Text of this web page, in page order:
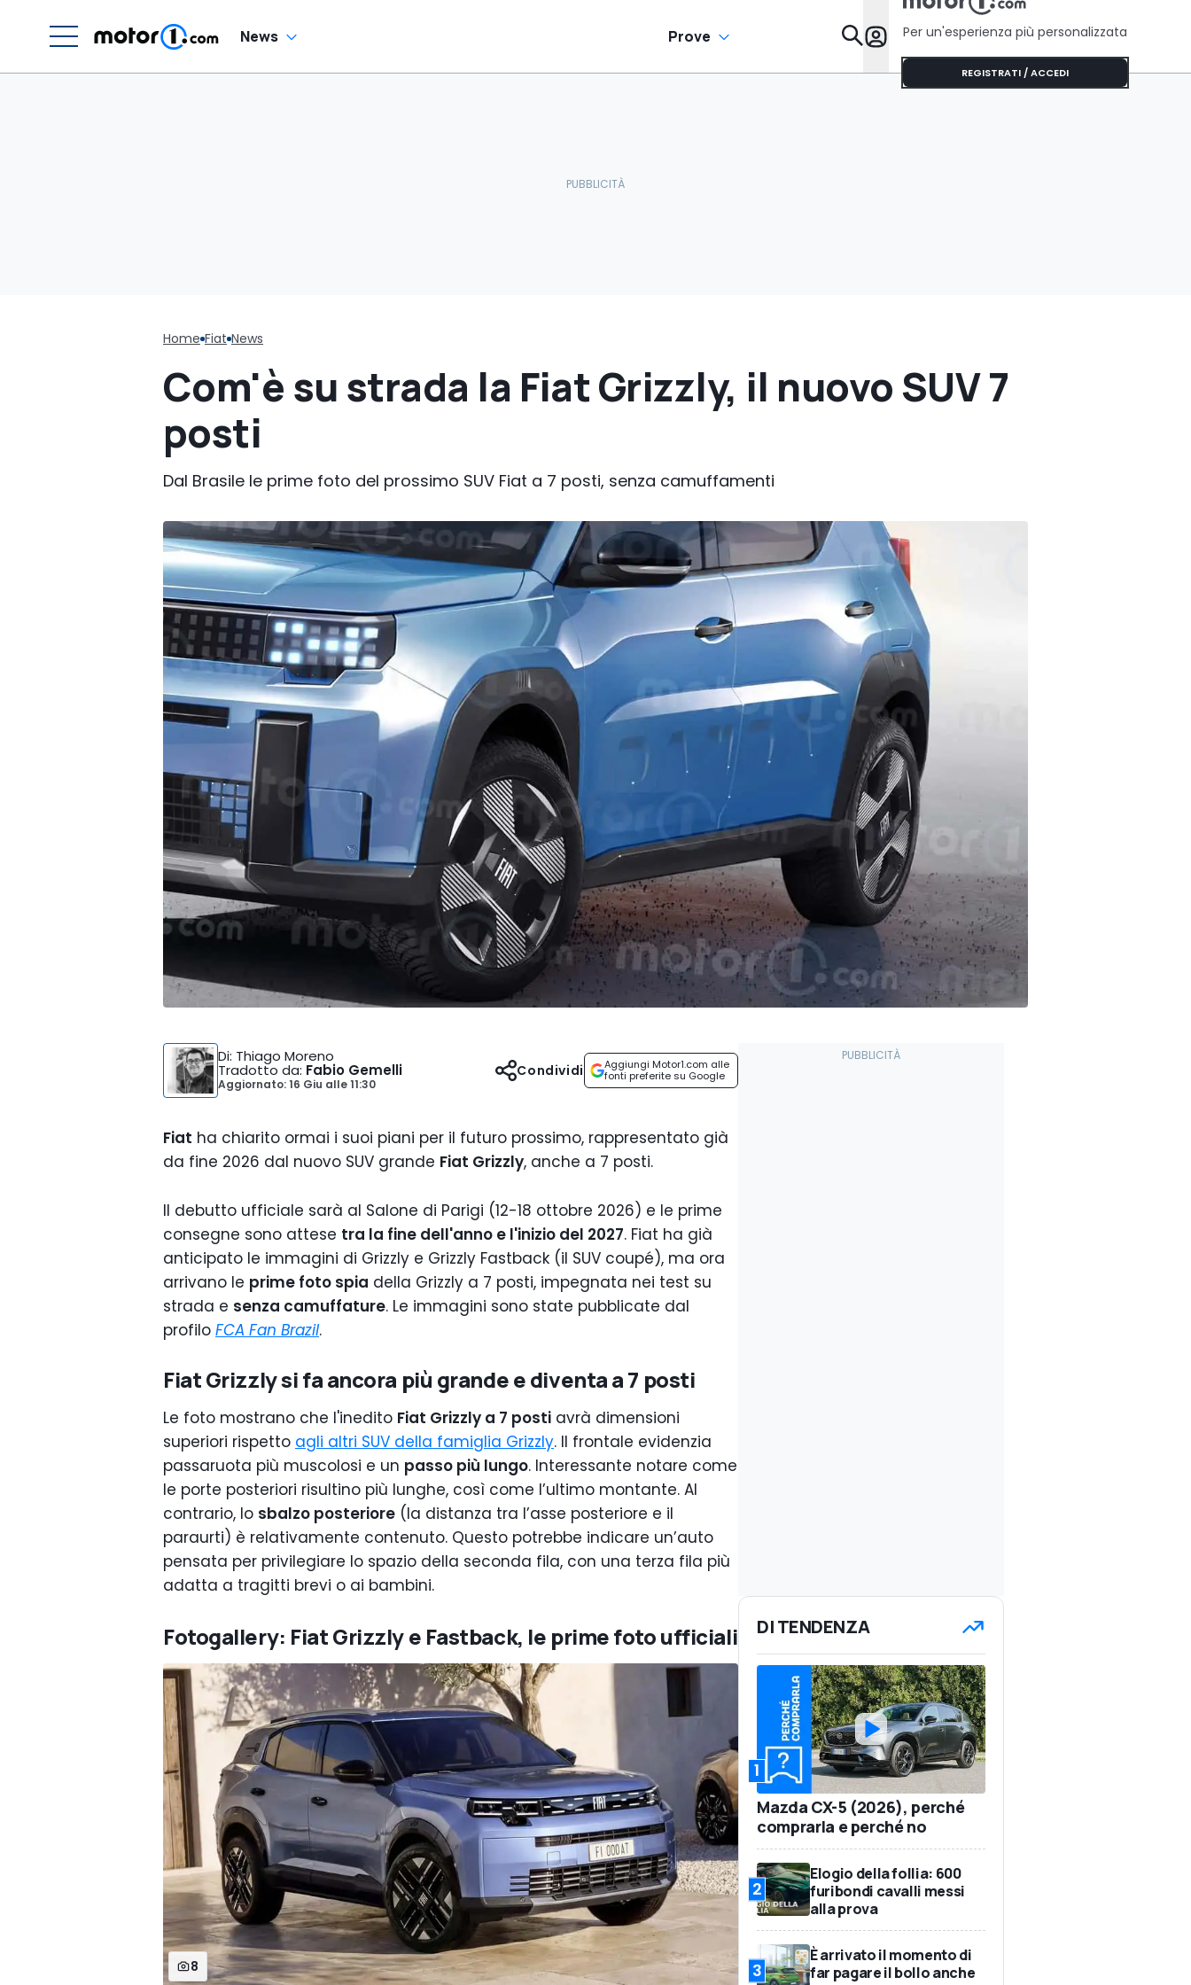
News Prove Da Sapere
Per un'esperienza più personalizzata
REGISTRATI / ACCEDI
Home Fiat News
Com'è su strada la Fiat Grizzly, il nuovo SUV 7
posti
Dal Brasile le prime foto del prossimo SUV Fiat a 7 posti, senza camuffamenti
Di: Thiago Moreno
Tradotto da: Fabio Gemelli
Aggiornato: 16 Giu alle11:30
Aggiungi Motor1.com alle
fonti preferite su Google
Condividi
Fiat ha chiarito ormai i suoi piani per il futuro prossimo, rappresentato già
da fine 2026 dal nuovo SUV grande Fiat Grizzly, anche a 7 posti.
Il debutto ufficiale sarà al Salone di Parigi (12-18 ottobre 2026) e le prime
consegne sono attese tra la fine dell'anno e l'inizio del 2027. Fiat ha già
anticipato le immagini di Grizzly e Grizzly Fastback (il SUV coupé), ma ora
arrivano le prime foto spia della Grizzly a 7 posti, impegnata nei test su
strada e senza camuffature. Le immagini sono state pubblicate dal
profilo FCA Fan Brazil.
Fiat Grizzly si fa ancora più grande e diventa a 7 posti
Le foto mostrano che l'inedito Fiat Grizzly a 7 posti avrà dimensioni
superiori rispetto agli altri SUV della famiglia Grizzly. Il frontale evidenzia
passaruota più muscolosi e un passo più lungo. Interessante notare come
le porte posteriori risultino più lunghe, così come l’ultimo montante. Al
contrario, lo sbalzo posteriore (la distanza tra l’asse posteriore e il
paraurti) è relativamente contenuto. Questo potrebbe indicare un’auto
pensata per privilegiare lo spazio della seconda fila, con una terza fila più
adatta a tragitti brevi o ai bambini.
Fotogallery: Fiat Grizzly e Fastback, le prime foto ufficiali
8
DI TENDENZA
1
Mazda CX-5 (2026), perché
comprarla e perché no
2
Elogio della follia: 600
furibondi cavalli messi
alla prova
3
È arrivato il momento di
far pagare il bollo anche